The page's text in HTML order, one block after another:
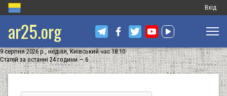
Меню
запису
Вхід
ar25.org
9 серпня 2026 р., неділя, Київський час 18:10
Статей за останні 24 години — 6